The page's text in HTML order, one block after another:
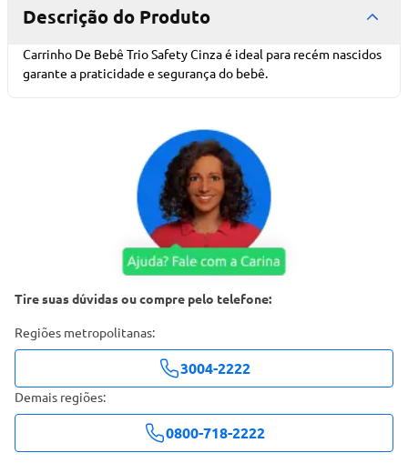
Descrição do Produto
Carrinho De Bebê Trio Safety Cinza é ideal para recém nascidos
garante a praticidade e segurança do bebê.
Tire suas dúvidas ou compre pelo telefone:
Regiões metropolitanas:
3004-2222
Demais regiões:
0800-718-2222